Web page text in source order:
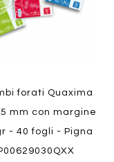
forati Quaxima
mm con margine
- 40 fogli - Pigna